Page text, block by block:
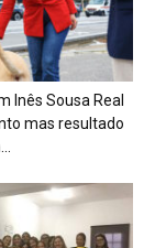
Inês Sousa Real
mas resultado